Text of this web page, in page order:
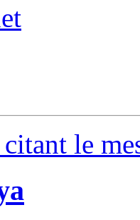
le